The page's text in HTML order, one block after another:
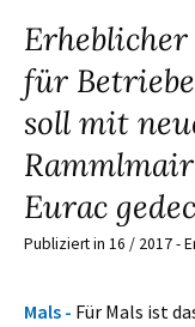
für
soll mit
Eurac
Publiziert in 16 / 2017 -
Mals - Für Mals ist